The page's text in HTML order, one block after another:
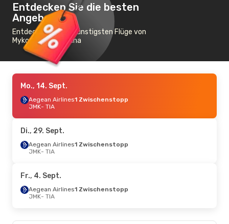
Entdecken Sie die besten
Angebote
Entdecken Sie die günstigsten Flüge von
Mykonos nach Tirana
Mo., 14. Sept.
Aegean Airlines1 Zwischenstopp
JMK- TIA
Di., 29. Sept.
Aegean Airlines1 Zwischenstopp
JMK- TIA
Fr., 4. Sept.
Aegean Airlines1 Zwischenstopp
JMK- TIA